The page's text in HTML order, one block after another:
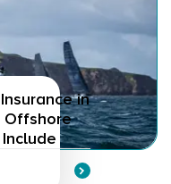
in
Offshore